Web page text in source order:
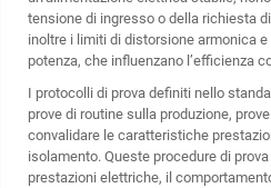
tensione di ingresso o della richiesta
inoltre i limiti di distorsione armonica
potenza, che influenzano l’efficienza
I protocolli di prova definiti nello
prove di routine sulla produzione,
convalidare le caratteristiche
isolamento. Queste procedure di
prestazioni elettriche, il